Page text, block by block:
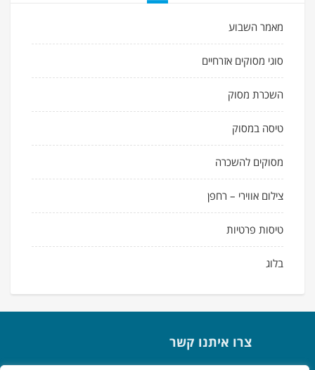
מאמר השבוע
סוגי מסוקים אזרחיים
השכרת מסוק
טיסה במסוק
מסוקים להשכרה
צילום אווירי – רחפן
טיסות פרטיות
בלוג
צרו איתנו קשר